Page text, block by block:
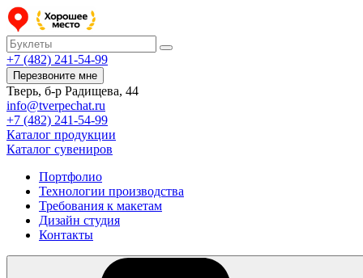
+7 (482) 241-54-99
Перезвоните мне
Тверь, б-р Радищева, 44
info@tverpechat.ru
+7 (482) 241-54-99
Каталог продукции
Каталог сувениров
Портфолио
Технологии производства
Требования к макетам
Дизайн студия
Контакты